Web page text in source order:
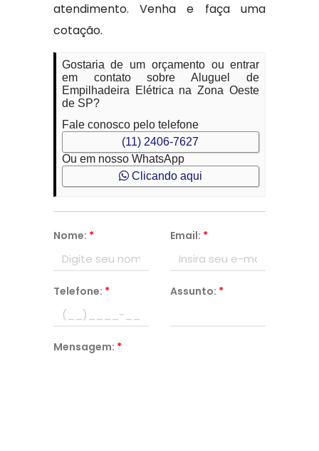
atendimento. Venha e faça uma
cotação.
Gostaria de um orçamento ou entrar
em contato sobre Aluguel de
Empilhadeira Elétrica na Zona Oeste
de SP?
Fale conosco pelo telefone
(11) 2406-7627
Ou em nosso WhatsApp
Clicando aqui
Nome: * Email: *
Telefone: * Assunto: *
Mensagem: *